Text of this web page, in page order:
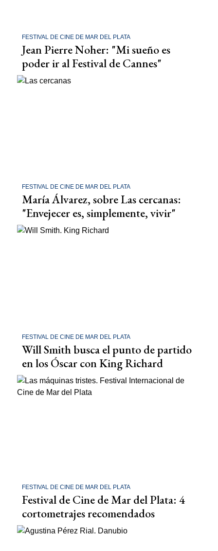
FESTIVAL DE CINE DE MAR DEL PLATA
Jean Pierre Noher: "Mi sueño es
poder ir al Festival de Cannes"
FESTIVAL DE CINE DE MAR DEL PLATA
María Álvarez, sobre Las cercanas:
"Envejecer es, simplemente, vivir"
FESTIVAL DE CINE DE MAR DEL PLATA
Will Smith busca el punto de partido
en los Óscar con King Richard
FESTIVAL DE CINE DE MAR DEL PLATA
Festival de Cine de Mar del Plata: 4
cortometrajes recomendados